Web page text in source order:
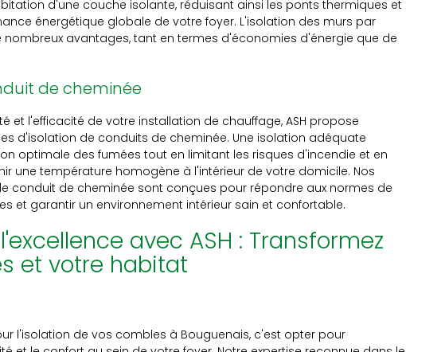
d'une couche isolante, réduisant ainsi les ponts thermiques et
énergétique globale de votre foyer. L'isolation des murs par
nombreux avantages, tant en termes d'économies d'énergie que de
de cheminée
et l'efficacité de votre installation de chauffage, ASH propose
d'isolation de conduits de cheminée. Une isolation adéquate
optimale des fumées tout en limitant les risques d'incendie et en
une température homogène à l'intérieur de votre domicile. Nos
conduit de cheminée sont conçues pour répondre aux normes de
et garantir un environnement intérieur sain et confortable.
avec ASH : Transformez
et votre habitat
l'isolation de vos combles à Bouguenais, c'est opter pour